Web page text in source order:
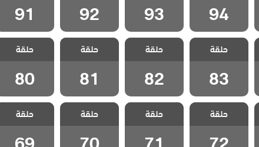
94
93
92
91
مسلسل شارع
السلام الحلقة
83
حلقة
83
مسلسل شارع
السلام الحلقة
82
حلقة
82
مسلسل شارع
السلام الحلقة
81
حلقة
81
مسلسل شارع
السلام الحلقة
80
حلقة
80
مسلسل شارع
السلام الحلقة
72
حلقة
مسلسل شارع
السلام الحلقة
71
حلقة
مسلسل شارع
السلام الحلقة
70
حلقة
مسلسل شارع
السلام الحلقة
69
حلقة